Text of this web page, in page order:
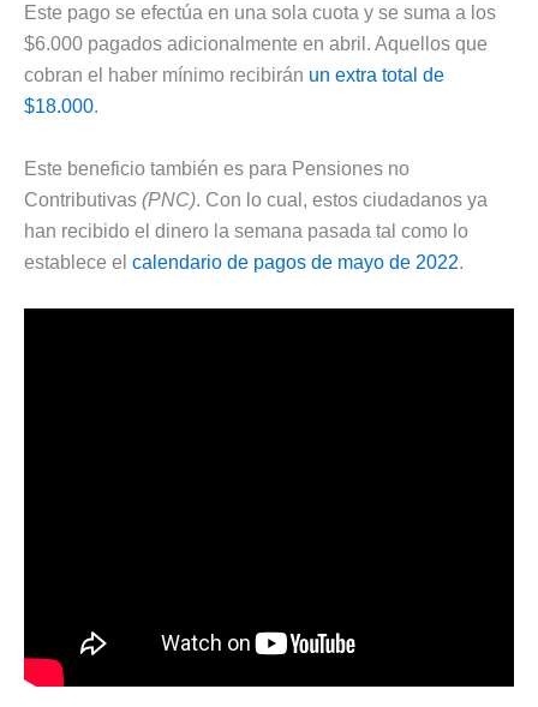
Este pago se efectúa en una sola cuota y se suma a los
$6.000 pagados adicionalmente en abril. Aquellos que
cobran el haber mínimo recibirán un extra total de
$18.000.
Este beneficio también es para Pensiones no
Contributivas (PNC). Con lo cual, estos ciudadanos ya
han recibido el dinero la semana pasada tal como lo
establece el calendario de pagos de mayo de 2022.